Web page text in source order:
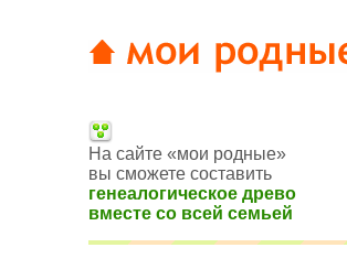
На сайте «мои родные»
вы сможете составить
генеалогическое древо
вместе со всей семьей